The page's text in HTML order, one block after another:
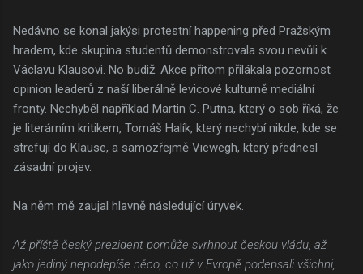
Nedávno se konal jakýsi protestní happening před Pražským
hradem, kde skupina studentů demonstrovala svou nevůli k
Václavu Klausovi. No budiž. Akce přitom přilákala pozornost
opinion leaderů z naší liberálně levicové kulturně mediální
fronty. Nechyběl například Martin C. Putna, který o sob říká, že
je literárním kritikem, Tomáš Halík, který nechybí nikde, kde se
strefují do Klause, a samozřejmě Viewegh, který přednesl
zásadní projev.
Na něm mě zaujal hlavně následující úryvek.
Až příště český prezident pomůže svrhnout českou vládu, až
jako jediný nepodepíše něco, co už v Evropě podepsali všichni,